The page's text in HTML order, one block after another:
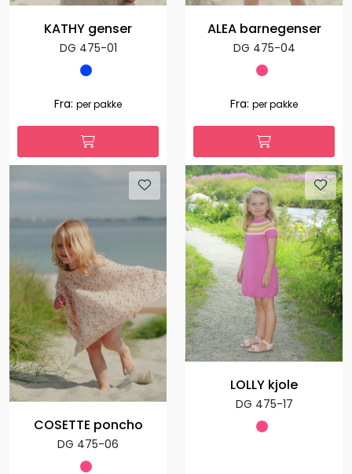
KATHY genser
DG 475-01
Fra: per pakke
ALEA barnegenser
DG 475-04
Fra: per pakke
COSETTE poncho
DG 475-06
LOLLY kjole
DG 475-17